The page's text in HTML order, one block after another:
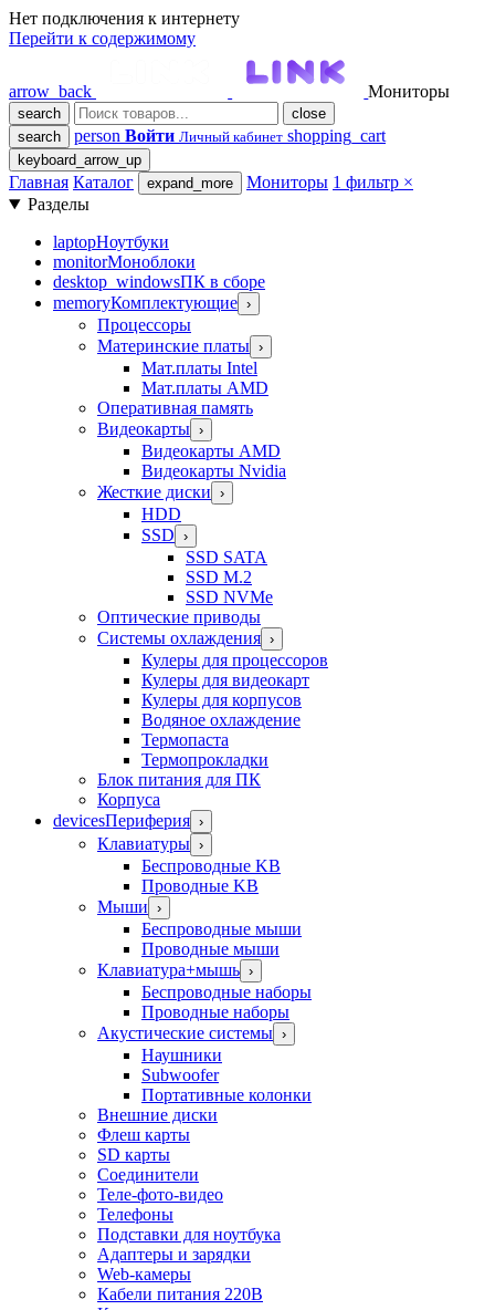
Нет подключения к интернету
Перейти к содержимому
arrow_back Мониторы
search
close
search
person Войти Личный кабинет shopping_cart
keyboard_arrow_up
Главная Каталог expand_more Мониторы 1 фильтр ×
Разделы
laptopНоутбуки
monitorМоноблоки
desktop_windowsПК в сборе
memoryКомплектующие ›
Процессоры
Материнские платы ›
Мат.платы Intel
Мат.платы AMD
Оперативная память
Видеокарты ›
Видеокарты AMD
Видеокарты Nvidia
Жесткие диски ›
HDD
SSD ›
SSD SATA
SSD M.2
SSD NVMe
Оптические приводы
Системы охлаждения ›
Кулеры для процессоров
Кулеры для видеокарт
Кулеры для корпусов
Водяное охлаждение
Термопаста
Термопрокладки
Блок питания для ПК
Корпуса
devicesПериферия ›
Клавиатуры ›
Беспроводные KB
Проводные KB
Мыши ›
Беспроводные мыши
Проводные мыши
Клавиатура+мышь ›
Беспроводные наборы
Проводные наборы
Акустические системы ›
Наушники
Subwoofer
Портативные колонки
Внешние диски
Флеш карты
SD карты
Соединители
Теле-фото-видео
Телефоны
Подставки для ноутбука
Адаптеры и зарядки
Web-камеры
Кабели питания 220В